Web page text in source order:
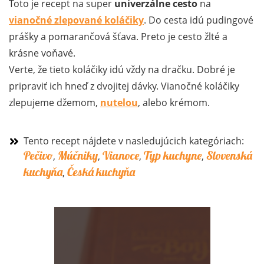
Toto je recept na super univerzálne cesto na
vianočné zlepované koláčiky. Do cesta idú pudingové
prášky a pomarančová šťava. Preto je cesto žlté a
krásne voňavé.
Verte, že tieto koláčiky idú vždy na dračku. Dobré je
pripraviť ich hneď z dvojitej dávky. Vianočné koláčiky
zlepujeme džemom, nutelou, alebo krémom.
Tento recept nájdete v nasledujúcich kategóriach:
Pečivo, Múčniky, Vianoce, Typ kuchyne, Slovenská
kuchyňa, Česká kuchyňa